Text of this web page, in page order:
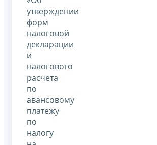
утверждении
форм
налоговой
декларации
и
налогового
расчета
по
авансовому
платежу
по
налогу